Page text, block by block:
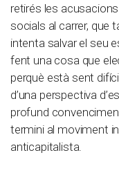
retirés les
socials al carrer, que
intenta salvar el seu
fent una cosa que
perquè està sent
d’una perspectiva
profund
termini al moviment
anticapitalista.